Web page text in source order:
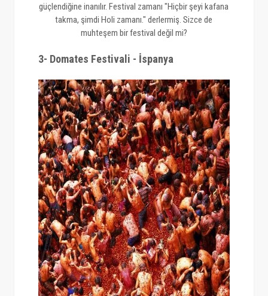
güçlendiğine inanılır. Festival zamanı "Hiçbir şeyi kafana
takma, şimdi Holi zamanı." derlermiş. Sizce de
muhteşem bir festival değil mi?
3- Domates Festivali - İspanya